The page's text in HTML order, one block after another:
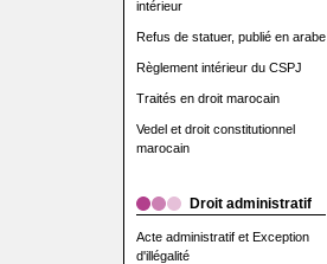
intérieur
Refus de statuer, publié en arabe
Règlement intérieur du CSPJ
Traités en droit marocain
Vedel et droit constitutionnel
marocain
Droit administratif
Acte administratif et Exception
d'illégalité